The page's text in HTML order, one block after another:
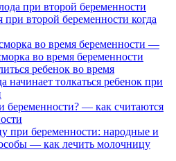
при второй беременности
второй беременности когда
во время беременности —
во время беременности
ребенок во время
начинает толкаться ребенок при
беременности? — как считаются
при беременности: народные и
— как лечить молочницу